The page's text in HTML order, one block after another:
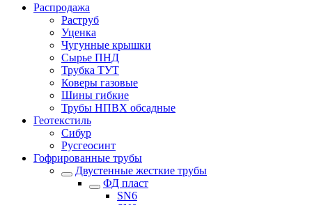
Распродажа
Раструб
Уценка
Чугунные крышки
Сырье ПНД
Трубка ТУТ
Коверы газовые
Шины гибкие
Трубы НПВХ обсадные
Геотекстиль
Сибур
Русгеосинт
Гофрированные трубы
Двустенные жесткие трубы
ФД пласт
SN6